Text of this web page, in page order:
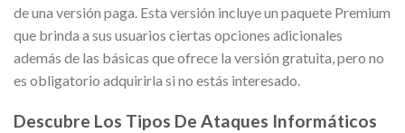
de una versión paga. Esta versión incluye un paquete Premium
que brinda a sus usuarios ciertas opciones adicionales
además de las básicas que ofrece la versión gratuita, pero no
es obligatorio adquirirla si no estás interesado.
Descubre Los Tipos De Ataques Informáticos